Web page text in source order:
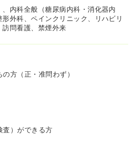
内科全般（糖尿病内科・消化器内
外科、ペインクリニック、リハビリ
問看護、禁煙外来
方（正・准問わず）
）ができる方